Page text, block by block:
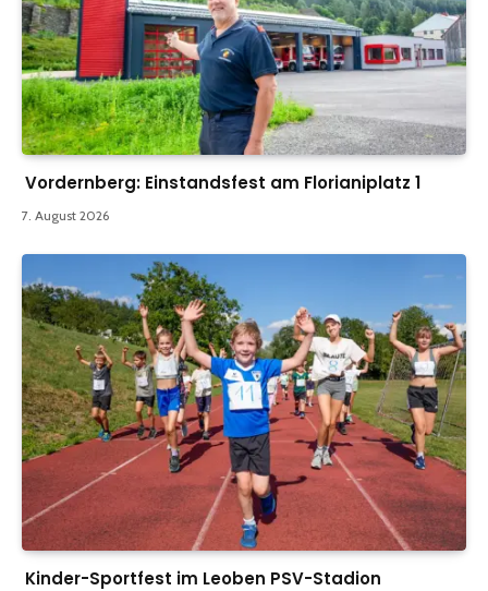
Vordernberg: Einstandsfest am Florianiplatz 1
7. August 2026
Kinder-Sportfest im Leoben PSV-Stadion